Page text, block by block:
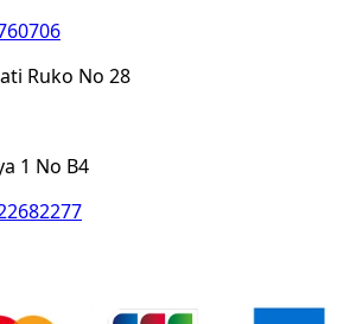
Ruko No 28
1 No B4